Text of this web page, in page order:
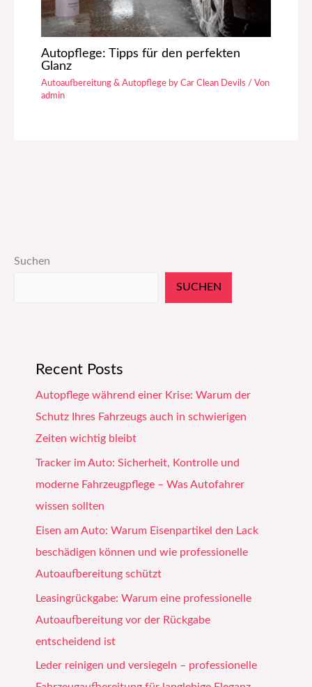
Autopflege: Tipps für den perfekten
Glanz
Autoaufbereitung & Autopflege by Car Clean Devils / Von
admin
Suchen
SUCHEN
Recent Posts
Autopflege während einer Krise: Warum der
Schutz Ihres Fahrzeugs auch in schwierigen
Zeiten wichtig bleibt
Tracker im Auto: Sicherheit, Kontrolle und
moderne Fahrzeugpflege – Was Autofahrer
wissen sollten
Eisen am Auto: Warum Eisenpartikel den Lack
beschädigen können und wie professionelle
Autoaufbereitung schützt
Leasingrückgabe: Warum eine professionelle
Autoaufbereitung vor der Rückgabe
entscheidend ist
Leder reinigen und versiegeln – professionelle